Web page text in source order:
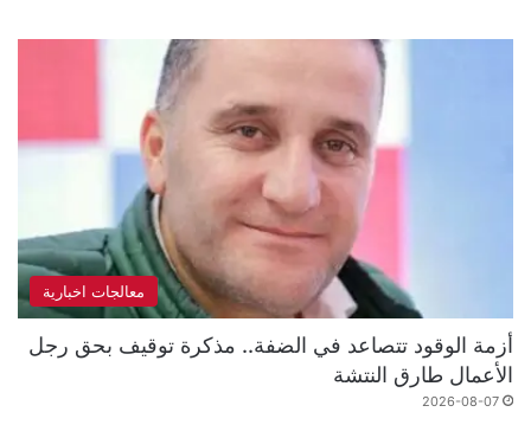
معالجات اخبارية
أزمة الوقود تتصاعد في الضفة.. مذكرة توقيف بحق رجل
الأعمال طارق النتشة
2026-08-07